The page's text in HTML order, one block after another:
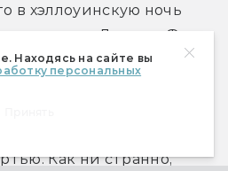
Находясь на сайте вы
персональных
в хэллоуинскую ночь
священник Дэмиен Фитч
младенца для
Во время обряда в тело
Как ни странно,